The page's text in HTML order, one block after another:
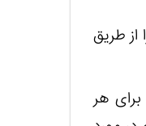
از طریق
هر